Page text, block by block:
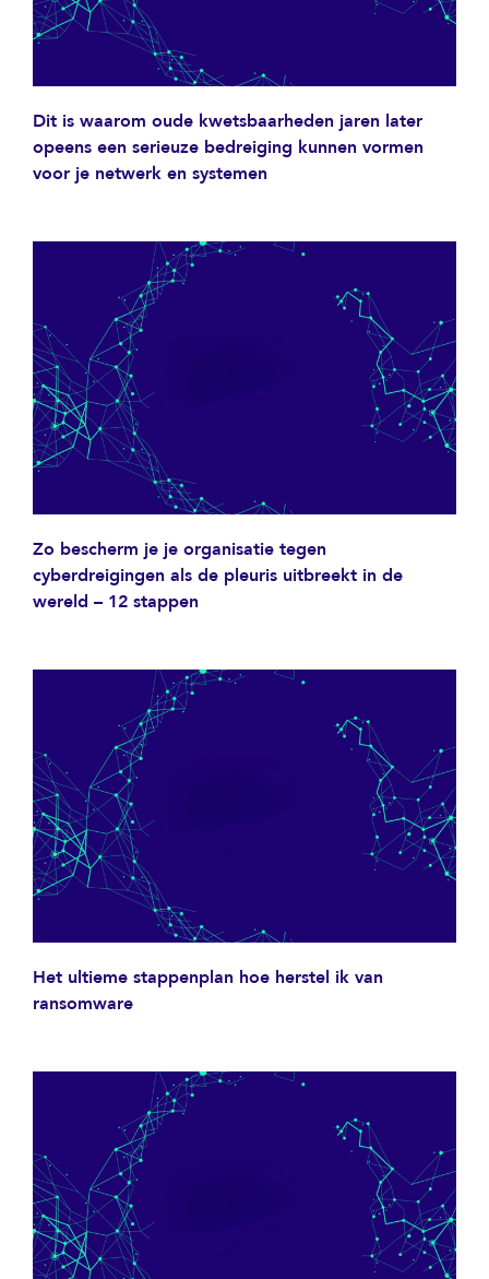
Dit is waarom oude kwetsbaarheden jaren later
opeens een serieuze bedreiging kunnen vormen
voor je netwerk en systemen
Zo bescherm je je organisatie tegen
cyberdreigingen als de pleuris uitbreekt in de
wereld – 12 stappen
Het ultieme stappenplan hoe herstel ik van
ransomware